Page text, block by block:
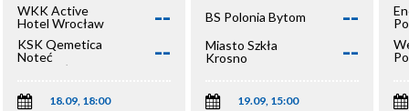
WKK Active
Hotel Wrocław
--
KSK Qemetica
Noteć
Inowrocław
--
18.09, 18:00
BS Polonia Bytom --
Miasto Szkła
Krosno
--
19.09, 15:00